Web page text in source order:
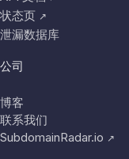
状态页 ↗
泄漏数据库
公司
博客
联系我们
SubdomainRadar.io ↗